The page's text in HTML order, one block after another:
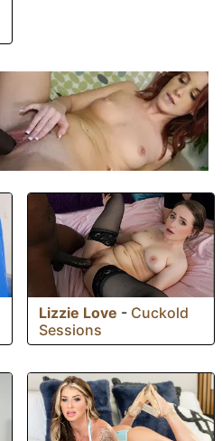
Lizzie Love - Cuckold
Sessions